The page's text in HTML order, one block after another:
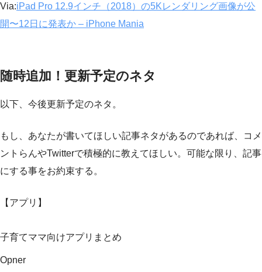
Via:iPad Pro 12.9インチ（2018）の5Kレンダリング画像が公
開〜12日に発表か – iPhone Mania
随時追加！更新予定のネタ
以下、今後更新予定のネタ。
もし、あなたが書いてほしい記事ネタがあるのであれば、コメ
ントらんやTwitterで積極的に教えてほしい。可能な限り、記事
にする事をお約束する。
【アプリ】
子育てママ向けアプリまとめ
Opner